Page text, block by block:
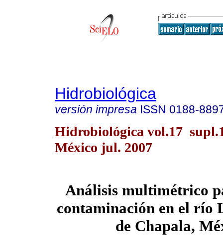
Hidrobiológica
versión impresa ISSN 0188-
Hidrobiológica vol.17
México jul. 2007
Análisis multimétrico
contaminación en el río
de Chapala,